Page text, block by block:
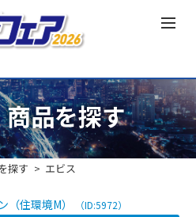
品を探す
探す エビス
住環境M） （ID:5972）